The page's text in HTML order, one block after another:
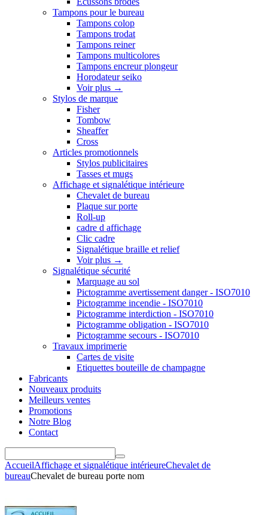
Tampons pour le bureau
Tampons colop
Tampons trodat
Tampons reiner
Tampons multicolores
Tampons encreur plongeur
Horodateur seiko
Voir plus →
Stylos de marque
Fisher
Tombow
Sheaffer
Cross
Articles promotionnels
Stylos publicitaires
Tasses et mugs
Affichage et signalétique intérieure
Chevalet de bureau
Plaque sur porte
Roll-up
cadre d affichage
Clic cadre
Signalétique braille et relief
Voir plus →
Signalétique sécurité
Marquage au sol
Pictogramme avertissement danger - ISO7010
Pictogramme incendie - ISO7010
Pictogramme interdiction - ISO7010
Pictogramme obligation - ISO7010
Pictogramme secours - ISO7010
Travaux imprimerie
Cartes de visite
Etiquettes bouteille de champagne
Fabricants
Nouveaux produits
Meilleurs ventes
Promotions
Notre Blog
Contact
AccueilAffichage et signalétique intérieureChevalet de
bureauChevalet de bureau porte nom